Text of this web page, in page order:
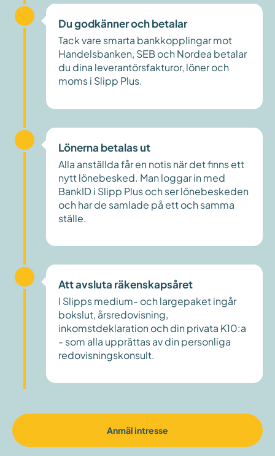
Du godkänner och betalar
Tack vare smarta bankkopplingar mot
Handelsbanken, SEB och Nordea betalar
du dina leverantörsfakturor, löner och
moms i Slipp Plus.
Lönerna betalas ut
Alla anställda får en notis när det finns ett
nytt lönebesked. Man loggar in med
BankID i Slipp Plus och ser lönebeskeden
och har de samlade på ett och samma
ställe.
Att avsluta räkenskapsåret
I Slipps medium- och largepaket ingår
bokslut, årsredovisning,
inkomstdeklaration och din privata K10:a
- som alla upprättas av din personliga
redovisningskonsult.
Anmäl intresse